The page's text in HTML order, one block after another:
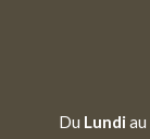
Du Lundi au